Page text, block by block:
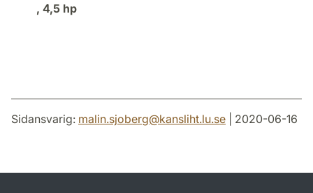
, 4,5 hp
Sidansvarig: malin.sjoberg@kansliht.lu.se | 2020-06-16